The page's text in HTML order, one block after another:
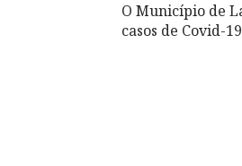
O Município de
casos de Covid-